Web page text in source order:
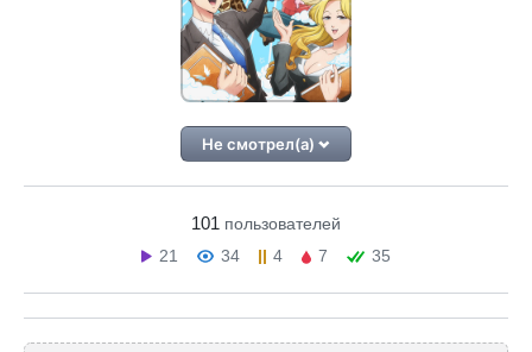
Не смотрел(а)
101 пользователей
21
34 4 7 35